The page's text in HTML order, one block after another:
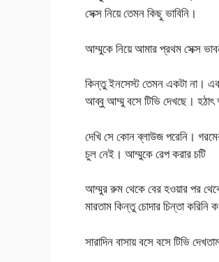
সেক্স নিয়ে তেমন কিছু ভাবিনি।
আম্মুকে নিয়ে আমার প্রথম সেক্স
কিন্তু ইনসেস্ট তেমন একটা না।
আব্বু আম্মু বসে টিভি দেখছে।
দেখি সে কোন ব্লাউজ পরেনি।
চুল নেই। আম্মুকে রেপ করার চটি
আম্মুর রুম থেকে বের হওয়ার পর
মারতাম কিন্তু চোদার চিন্তা করিনি
সারাদিন বাসায় বসে বসে টিভি